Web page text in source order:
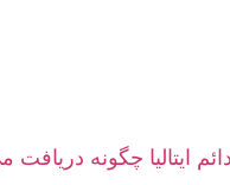
ایتالیا چگونه